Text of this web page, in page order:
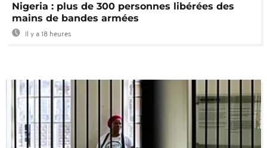
Nigeria : plus de 300 personnes libérées des
mains de bandes armées
Il y a 18 heures